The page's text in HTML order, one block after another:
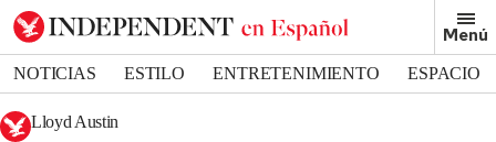
Menú
NOTICIAS ESTILO ENTRETENIMIENTO
ESPACIO
DEPORTES
Lloyd Austin